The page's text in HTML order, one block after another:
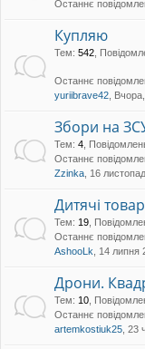
Останнє
Купляю
Тем: 542
Останнє
yuriibrave42 ,
Збори на
Тем: 4
Останнє
Zzinka , 16
Дитячі
Тем: 19
Останнє
AshooLk , 14 липня
Дрони.
Тем: 10
Останнє
artemkostiuk25 , 23